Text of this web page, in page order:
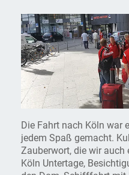
Die Fahrt nach Köln war
jedem Spaß gemacht.
Zauberwort, die wir auch
Köln Untertage,